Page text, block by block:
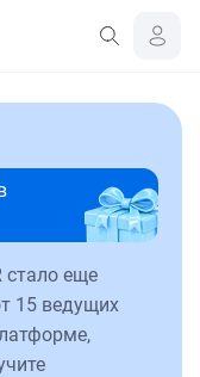
стало еще
15 ведущих